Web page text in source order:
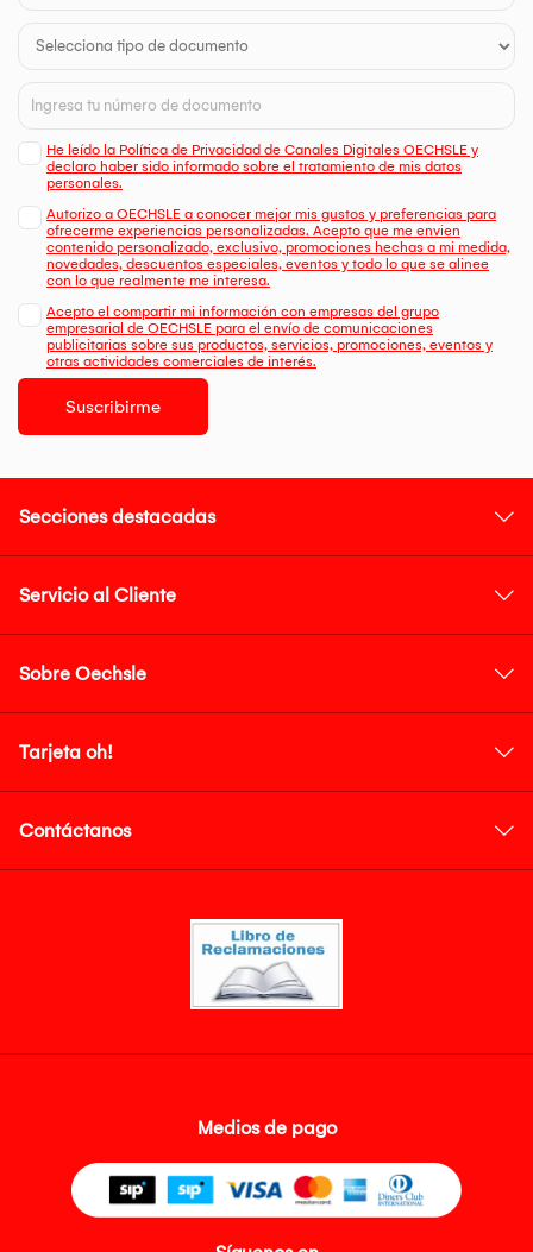
He leído la Política de Privacidad de Canales Digitales OECHSLE y
declaro haber sido informado sobre el tratamiento de mis datos
personales.
Autorizo a OECHSLE a conocer mejor mis gustos y preferencias para
ofrecerme experiencias personalizadas. Acepto que me envien
contenido personalizado, exclusivo, promociones hechas a mi medida,
novedades, descuentos especiales, eventos y todo lo que se alinee
con lo que realmente me interesa.
Acepto el compartir mi información con empresas del grupo
empresarial de OECHSLE para el envío de comunicaciones
publicitarias sobre sus productos, servicios, promociones, eventos y
otras actividades comerciales de interés.
Suscribirme
Secciones destacadas
Servicio al Cliente
Sobre Oechsle
Tarjeta oh!
Contáctanos
Medios de pago